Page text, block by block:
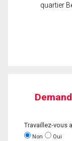
quartier
Travaillez-vous
Non Oui